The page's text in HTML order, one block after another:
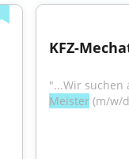
KFZ-
"...Wir suchen
Meister (m/w/